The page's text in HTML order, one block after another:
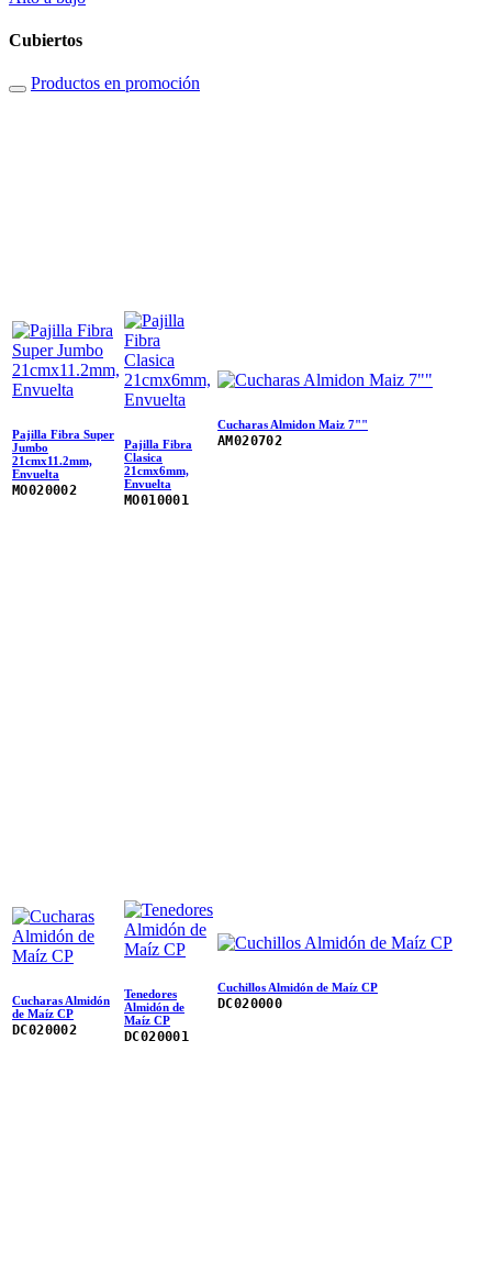
Cubiertos
Productos en promoción
Pajilla Fibra Super
Jumbo
21cmx11.2mm,
Envuelta
MO020002
Pajilla Fibra
Clasica
21cmx6mm,
Envuelta
MO010001
Cucharas Almidon Maiz 7""
AM020702
Cucharas Almidón
de Maíz CP
DC020002
Tenedores
Almidón de
Maíz CP
DC020001
Cuchillos Almidón de Maíz CP
DC020000